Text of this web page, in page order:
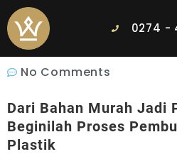
0274 -
No Comments
Dari Bahan Murah Jadi
Beginilah Proses
Plastik